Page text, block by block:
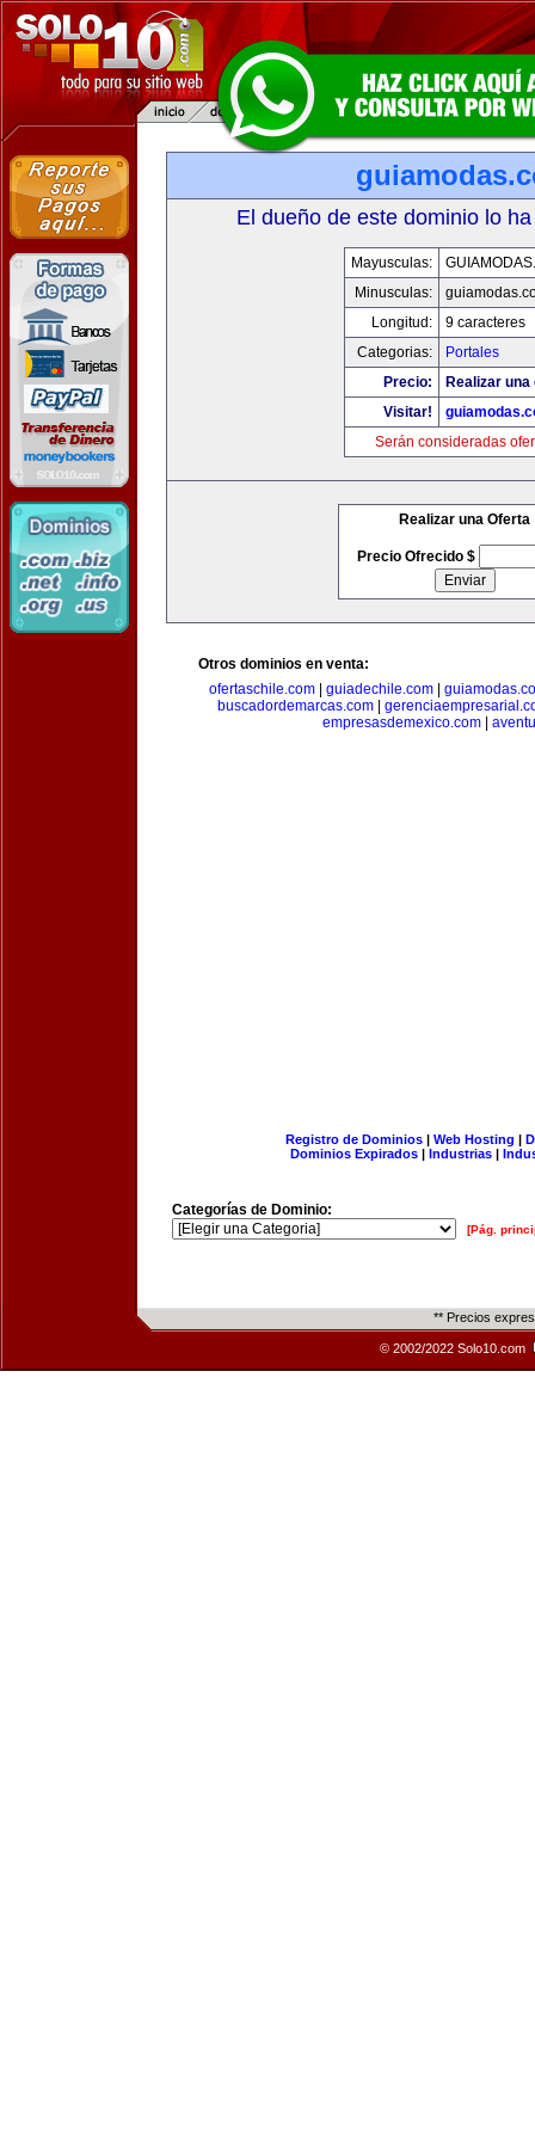
El dueño de este dominio lo
Mayusculas:
Minusculas:
Longitud:
9 caracteres
Categorias:
Portales
Precio:
Realizar
Visitar!
Serán consideradas
Realizar una Oferta
Precio Ofrecido $
Otros dominios en venta:
ofertaschile.com
guiadechile.com
buscadordemarcas.com|
empresasdemexico.com|
Registro de Dominios| Web Hosting |
Dominios Expirados | Industrias |
Categorías de Dominio:
[Pág.
** Precios
© 2002/2022 Solo10.com